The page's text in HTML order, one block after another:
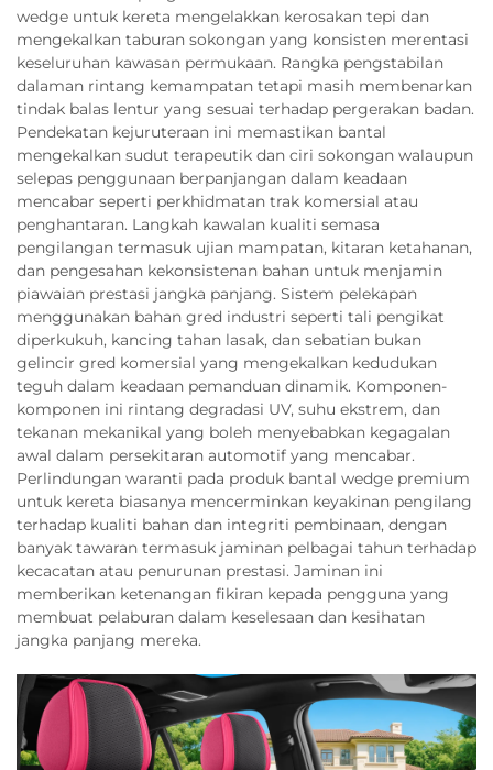
wedge untuk kereta mengelakkan kerosakan tepi dan
mengekalkan taburan sokongan yang konsisten merentasi
keseluruhan kawasan permukaan. Rangka pengstabilan
dalaman rintang kemampatan tetapi masih membenarkan
tindak balas lentur yang sesuai terhadap pergerakan badan.
Pendekatan kejuruteraan ini memastikan bantal
mengekalkan sudut terapeutik dan ciri sokongan walaupun
selepas penggunaan berpanjangan dalam keadaan
mencabar seperti perkhidmatan trak komersial atau
penghantaran. Langkah kawalan kualiti semasa
pengilangan termasuk ujian mampatan, kitaran ketahanan,
dan pengesahan kekonsistenan bahan untuk menjamin
piawaian prestasi jangka panjang. Sistem pelekapan
menggunakan bahan gred industri seperti tali pengikat
diperkukuh, kancing tahan lasak, dan sebatian bukan
gelincir gred komersial yang mengekalkan kedudukan
teguh dalam keadaan pemanduan dinamik. Komponen-
komponen ini rintang degradasi UV, suhu ekstrem, dan
tekanan mekanikal yang boleh menyebabkan kegagalan
awal dalam persekitaran automotif yang mencabar.
Perlindungan waranti pada produk bantal wedge premium
untuk kereta biasanya mencerminkan keyakinan pengilang
terhadap kualiti bahan dan integriti pembinaan, dengan
banyak tawaran termasuk jaminan pelbagai tahun terhadap
kecacatan atau penurunan prestasi. Jaminan ini
memberikan ketenangan fikiran kepada pengguna yang
membuat pelaburan dalam keselesaan dan kesihatan
jangka panjang mereka.